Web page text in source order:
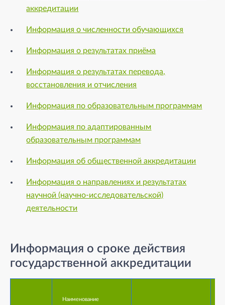
аккредитации
Информация о численности обучающихся
Информация о результатах приёма
Информация о результатах перевода,
восстановления и отчисления
Информация по образовательным программам
Информация по адаптированным
образовательным программам
Информация об общественной аккредитации
Информация о направлениях и результатах
научной (научно-исследовательской)
деятельности
Информация о сроке действия
государственной аккредитации
Наименование